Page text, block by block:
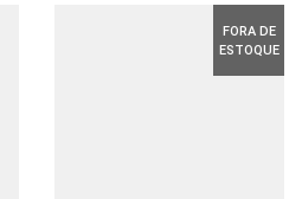
FORA DE
ESTOQUE